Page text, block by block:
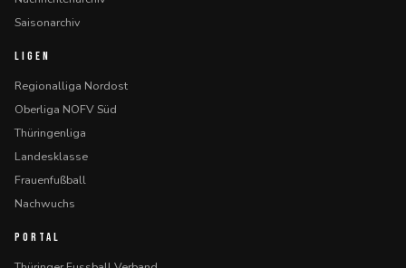
Saisonarchiv
LIGEN
Regionalliga Nordost
Oberliga NOFV Süd
Thüringenliga
Landesklasse
Frauenfußball
Nachwuchs
PORTAL